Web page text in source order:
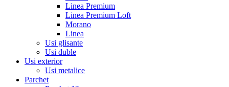
Linea Premium
Linea Premium Loft
Morano
Linea
Usi glisante
Usi duble
Usi exterior
Usi metalice
Parchet